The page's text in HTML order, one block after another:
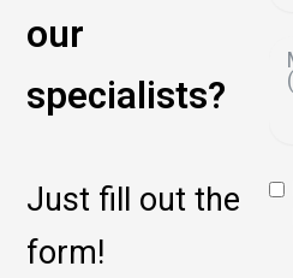
our
specialists?
Just fill out the
form!